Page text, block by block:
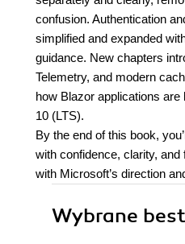
confusion. Authentication
simplified and expanded
guidance. New chapters
Telemetry, and modern
how Blazor applications
10 (LTS).
By the end of this book,
with confidence, clarity,
with Microsoft’s direction
Wybrane